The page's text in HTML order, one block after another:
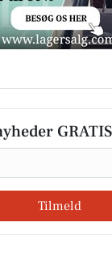
GRATIS
Tilmeld